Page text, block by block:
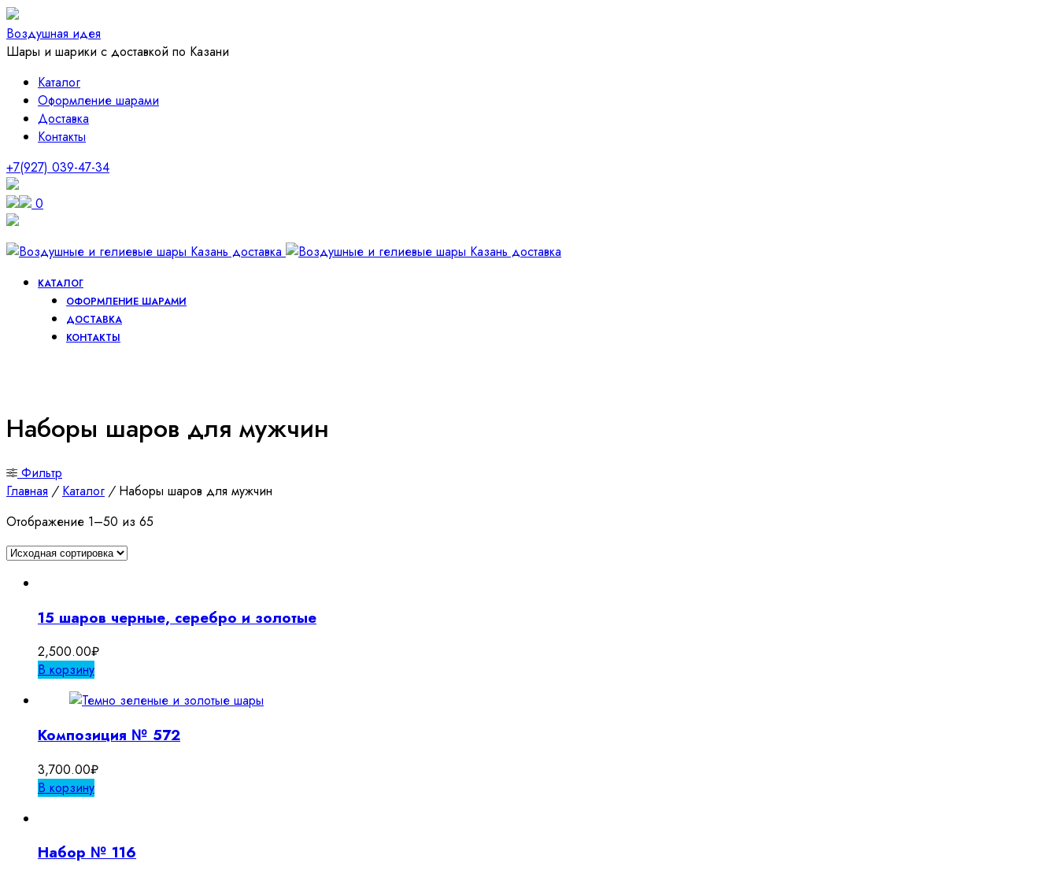
Воздушная идея
Шары и шарики с доставкой по Казани
Каталог
Оформление шарами
Доставка
Контакты
+7(927) 039-47-34
0
КАТАЛОГ
ОФОРМЛЕНИЕ ШАРАМИ
ДОСТАВКА
КОНТАКТЫ
Наборы шаров для мужчин
Фильтр
Главная / Каталог /Наборы шаров для мужчин
Отображение 1–50 из 65
15 шаров черные, серебро и золотые
2,500.00₽
В корзину
Композиция № 572
3,700.00₽
В корзину
Набор № 116